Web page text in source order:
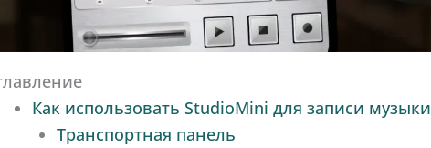
Как использовать StudioMini для записи музыки
Транспортная панель